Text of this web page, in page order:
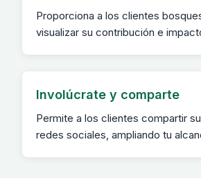
Proporciona a los clientes
visualizar su contribución e
Involúcrate y comparte
Permite a los clientes compartir
redes sociales, ampliando tu